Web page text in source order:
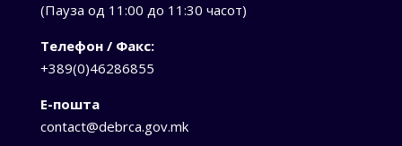
(Пауза од 11:00 до 11:30 часот)
Телефон / Факс:
+389(0)46286855
Е-пошта
contact@debrca.gov.mk